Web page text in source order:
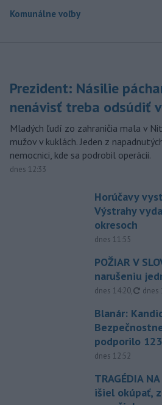
Komunálne voľby
Prezident: Násilie
nenávisť treba odsúdiť
Mladých ľudí zo zahraničia mala v
mužov v kuklách. Jeden z
nemocnici, kde sa podrobil operácii.
dnes 12:33
Horúčavy
Výstrahy
okresoch
dnes 11:55
POŽIAR V
narušeniu
dnes 14:20, dnes
Blanár:
podporilo
dnes 12:52
TRAGÉDIA
išiel okúpať,